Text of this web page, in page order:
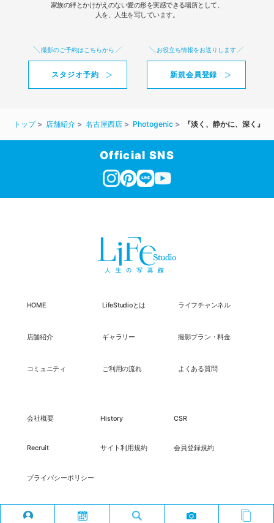
家族の絆とかけがえのない愛の形を実感できる場所として、
人を、人生を写しています。
撮影のご予約はこちらから
スタジオ予約
お役立ち情報をお送りします
新規会員登録
トップ 店舗紹介 名古屋西店 Photogenic 『淡く、静かに、深く』
Official SNS
HOME LifeStudioとは ライフチャンネル
店舗紹介 ギャラリー 撮影プラン・料金
コミュニティ ご利用の流れ よくある質問
会社概要 History CSR
Recruit サイト利用規約 会員登録規約
プライバシーポリシー